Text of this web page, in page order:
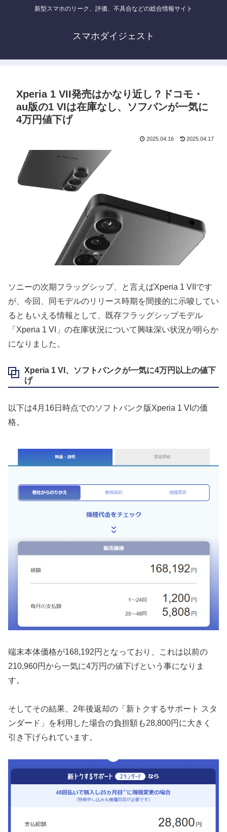
新型スマホのリーク、評価、不具合などの総合情報サイト
スマホダイジェスト
Xperia 1 VII発売はかなり近し？ドコモ・
au版の1 VIは在庫なし、ソフバンが一気に
4万円値下げ
2025.04.16 2025.04.17
ソニーの次期フラッグシップ、と言えばXperia 1 VIIです
が、今回、同モデルのリリース時期を間接的に示唆してい
るともいえる情報として、既存フラッグシップモデル
「Xperia 1 VI」の在庫状況について興味深い状況が明らか
になりました。
Xperia 1 VI、ソフトバンクが一気に4万円以上の値下
げ
以下は4月16日時点でのソフトバンク版Xperia 1 VIの価
格。
端末本体価格が168,192円となっており、これは以前の
210,960円から一気に4万円の値下げという事になりま
す。
そしてその結果、2年後返却の「新トクするサポート スタ
ンダード」を利用した場合の負担額も28,800円に大きく
引き下げられています。